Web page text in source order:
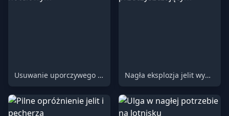
Usuwanie uporczywego zatoru w pokoju hotelowym Nagła eksplozja jelit wywołana środkiem przeczyszczającym